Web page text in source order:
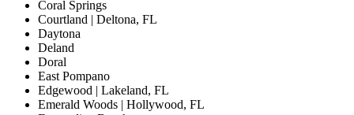
Coral Springs
Courtland | Deltona, FL
Daytona
Deland
Doral
East Pompano
Edgewood | Lakeland, FL
Emerald Woods | Hollywood, FL